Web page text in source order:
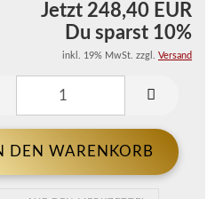
Jetzt 248,40 EUR
Du sparst 10%
inkl. 19% MwSt. zzgl. Versand